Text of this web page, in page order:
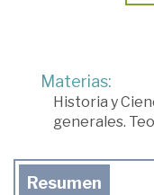
Materias:
Historia y
generales.
Resumen